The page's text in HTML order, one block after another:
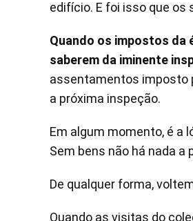
edifício. E foi isso que os
Quando os impostos da
saberem da iminente
assentamentos imposto
a próxima inspeção.
Em algum momento, é a
Sem bens não há nada a
De qualquer forma,
Quando as visitas do